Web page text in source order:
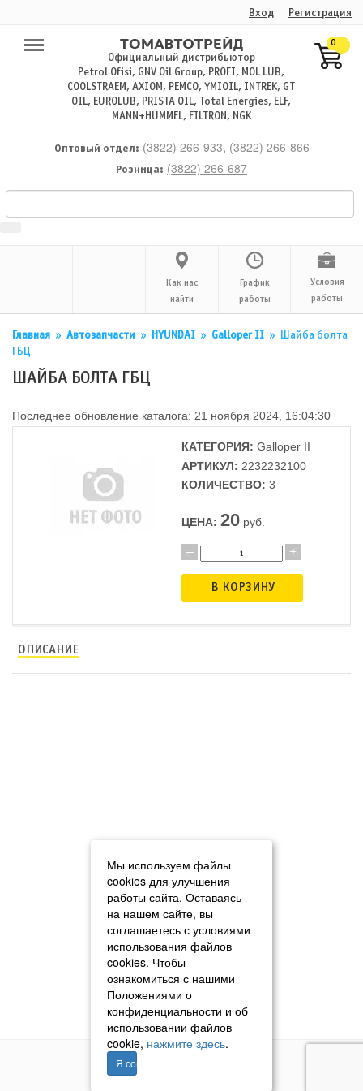
Вход Регистрация
Официальный дистрибьютор
Petrol Ofisi, GNV Oil Group, PROFI, MOL LUB,
COOLSTRAEM, AXIOM, PEMCO, YMIOIL, INTREK, GT
OIL, EUROLUB, PRISTA OIL, Total Energies, ELF,
MANN+HUMMEL, FILTRON, NGK
0
Оптовый отдел: (3822) 266-933, (3822) 266-866
Розница: (3822) 266-687
Как нас
найти
График
работы
Условия
работы
Главная » Автозапчасти » HYUNDAI » Galloper II »
Шайба болта
ГБЦ
ШАЙБА БОЛТА ГБЦ
Последнее обновление каталога: 21 ноября 2024, 16:04:30
КАТЕГОРИЯ: Galloper II
АРТИКУЛ: 2232232100
КОЛИЧЕСТВО: 3
ЦЕНА: 20 руб.
В КОРЗИНУ
ОПИСАНИЕ
© 2011–2026 «Томавтотрейд»
Мы используем файлы
cookies для улучшения
работы сайта. Оставаясь
на нашем сайте, вы
соглашаетесь с условиями
использования файлов
cookies. Чтобы
ознакомиться с нашими
Положениями о
конфиденциальности и об
использовании файлов
cookie, нажмите здесь.
Я согласен